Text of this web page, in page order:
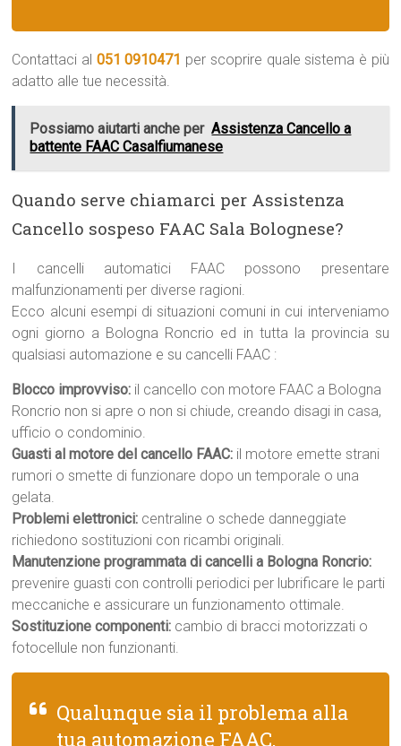
Contattaci al 051 0910471 per scoprire quale sistema è più
adatto alle tue necessità.
Possiamo aiutarti anche per Assistenza Cancello a
battente FAAC Casalfiumanese
Quando serve chiamarci per Assistenza
Cancello sospeso FAAC Sala Bolognese?
I cancelli automatici FAAC possono presentare
malfunzionamenti per diverse ragioni.
Ecco alcuni esempi di situazioni comuni in cui interveniamo
ogni giorno a Bologna Roncrio ed in tutta la provincia su
qualsiasi automazione e su cancelli FAAC :
Blocco improvviso: il cancello con motore FAAC a Bologna
Roncrio non si apre o non si chiude, creando disagi in casa,
ufficio o condominio.
Guasti al motore del cancello FAAC: il motore emette strani
rumori o smette di funzionare dopo un temporale o una
gelata.
Problemi elettronici: centraline o schede danneggiate
richiedono sostituzioni con ricambi originali.
Manutenzione programmata di cancelli a Bologna Roncrio:
prevenire guasti con controlli periodici per lubrificare le parti
meccaniche e assicurare un funzionamento ottimale.
Sostituzione componenti: cambio di bracci motorizzati o
fotocellule non funzionanti.
Qualunque sia il problema alla
tua automazione FAAC,